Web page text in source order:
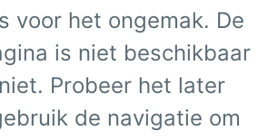
voor het ongemak. De
is niet beschikbaar
Probeer het later
de navigatie om